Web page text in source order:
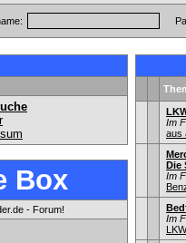
Box
- Forum!
Im
aus
Die
Im
Im